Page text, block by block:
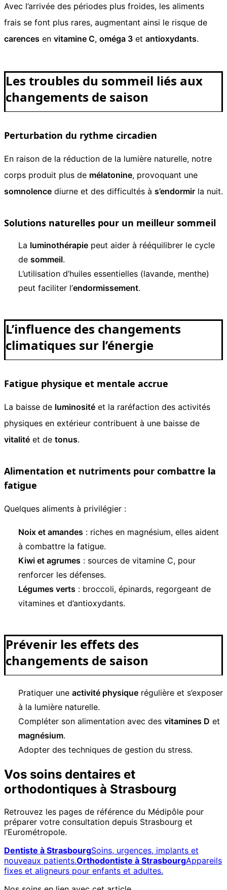
Avec l’arrivée des périodes plus froides, les aliments
frais se font plus rares, augmentant ainsi le risque de
carences en vitamine C, oméga 3 et antioxydants.
Les troubles du sommeil liés aux
changements de saison
Perturbation du rythme circadien
En raison de la réduction de la lumière naturelle, notre
corps produit plus de mélatonine, provoquant une
somnolence diurne et des difficultés à s’endormir la nuit.
Solutions naturelles pour un meilleur sommeil
La luminothérapie peut aider à rééquilibrer le cycle
de sommeil.
L’utilisation d’huiles essentielles (lavande, menthe)
peut faciliter l’endormissement.
L’influence des changements
climatiques sur l’énergie
Fatigue physique et mentale accrue
La baisse de luminosité et la raréfaction des activités
physiques en extérieur contribuent à une baisse de
vitalité et de tonus.
Alimentation et nutriments pour combattre la
fatigue
Quelques aliments à privilégier :
Noix et amandes : riches en magnésium, elles aident
à combattre la fatigue.
Kiwi et agrumes : sources de vitamine C, pour
renforcer les défenses.
Légumes verts : broccoli, épinards, regorgeant de
vitamines et d’antioxydants.
Prévenir les effets des
changements de saison
Pratiquer une activité physique régulière et s’exposer
à la lumière naturelle.
Compléter son alimentation avec des vitamines D et
magnésium.
Adopter des techniques de gestion du stress.
Vos soins dentaires et
orthodontiques à Strasbourg
Retrouvez les pages de référence du Médipôle pour
préparer votre consultation depuis Strasbourg et
l’Eurométropole.
Dentiste à StrasbourgSoins, urgences, implants et
nouveaux patients.Orthodontiste à StrasbourgAppareils
fixes et aligneurs pour enfants et adultes.